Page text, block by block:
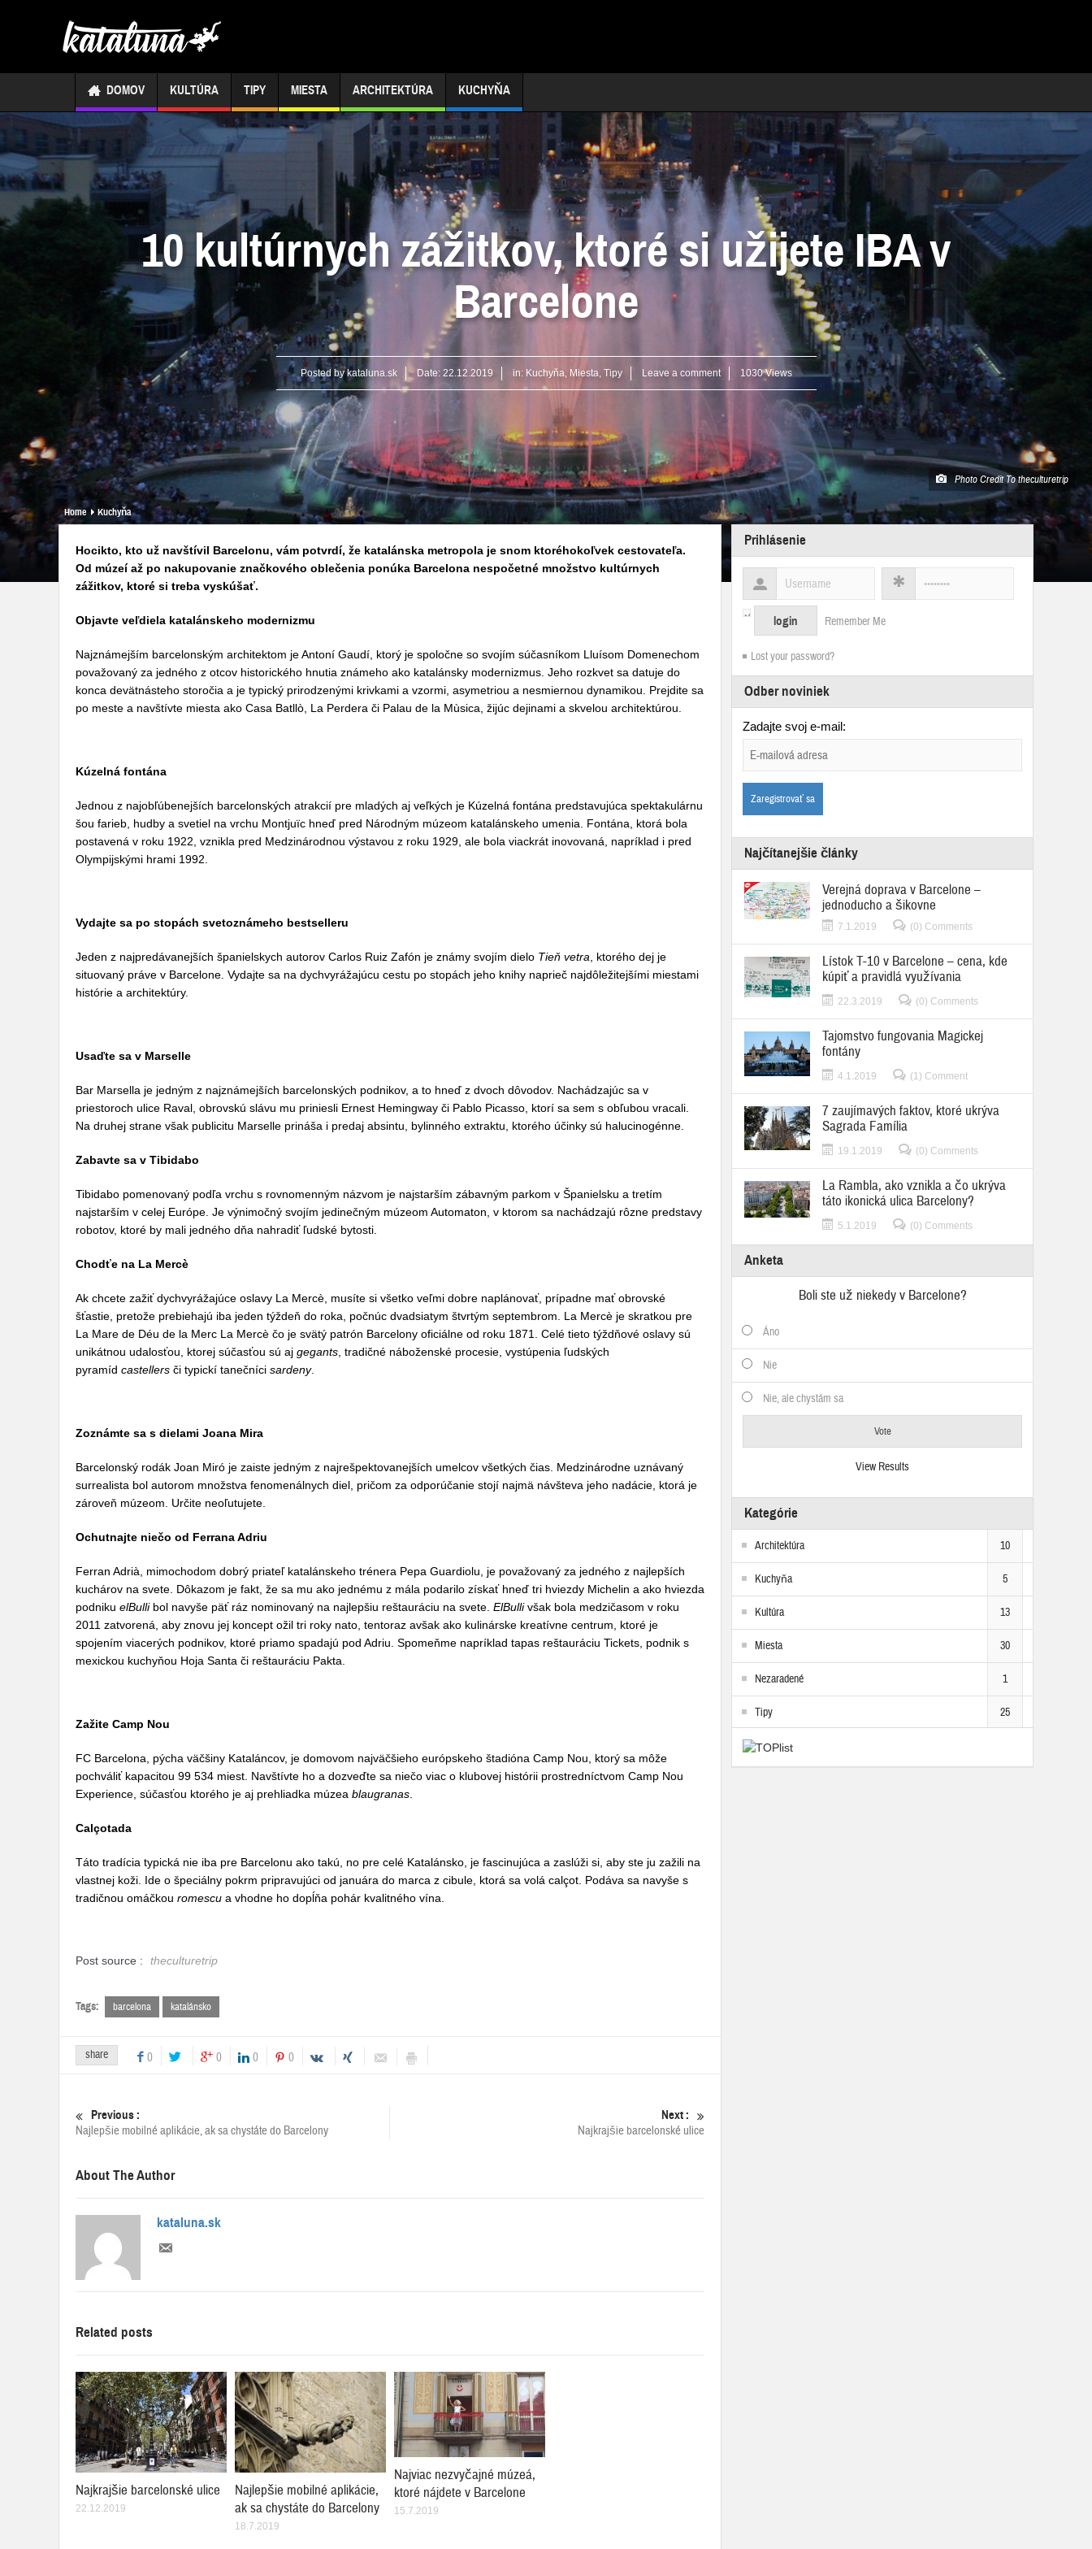
DOMOV KULTÚRA TIPY MIESTA ARCHITEKTÚRA KUCHYŇA
Photo Credit To theculturetrip
10 kultúrnych zážitkov, ktoré si užijete IBA v
Barcelone
Posted by kataluna.sk Date: 22.12.2019 in: Kuchyňa, Miesta, Tipy Leave a comment 1030 Views
Home Kuchyňa
Hocikto, kto už navštívil Barcelonu, vám potvrdí, že katalánska metropola je snom ktoréhokoľvek cestovateľa.
Od múzeí až po nakupovanie značkového oblečenia ponúka Barcelona nespočetné množstvo kultúrnych
zážitkov, ktoré si treba vyskúšať.
Objavte veľdiela katalánskeho modernizmu
Najznámejším barcelonským architektom je Antoní Gaudí, ktorý je spoločne so svojím súčasníkom Lluísom Domenechom
považovaný za jedného z otcov historického hnutia známeho ako katalánsky modernizmus. Jeho rozkvet sa datuje do
konca devätnásteho storočia a je typický prirodzenými krivkami a vzormi, asymetriou a nesmiernou dynamikou. Prejdite sa
po meste a navštívte miesta ako Casa Batllò, La Perdera či Palau de la Mùsica, žijúc dejinami a skvelou architektúrou.
Kúzelná fontána
Jednou z najobľúbenejších barcelonských atrakcií pre mladých aj veľkých je Kúzelná fontána predstavujúca spektakulárnu
šou farieb, hudby a svetiel na vrchu Montjuïc hneď pred Národným múzeom katalánskeho umenia. Fontána, ktorá bola
postavená v roku 1922, vznikla pred Medzinárodnou výstavou z roku 1929, ale bola viackrát inovovaná, napríklad i pred
Olympijskými hrami 1992.
Vydajte sa po stopách svetoznámeho bestselleru
Jeden z najpredávanejších španielskych autorov Carlos Ruiz Zafón je známy svojím dielo Tieň vetra , ktorého dej je
situovaný práve v Barcelone. Vydajte sa na dychvyrážajúcu cestu po stopách jeho knihy naprieč najdôležitejšími miestami
histórie a architektúry.
Usaďte sa v Marselle
Bar Marsella je jedným z najznámejších barcelonských podnikov, a to hneď z dvoch dôvodov. Nachádzajúc sa v
priestoroch ulice Raval, obrovskú slávu mu priniesli Ernest Hemingway či Pablo Picasso, ktorí sa sem s obľubou vracali.
Na druhej strane však publicitu Marselle prináša i predaj absintu, bylinného extraktu, ktorého účinky sú halucinogénne.
Zabavte sa v Tibidabo
Tibidabo pomenovaný podľa vrchu s rovnomenným názvom je najstarším zábavným parkom v Španielsku a tretím
najstarším v celej Európe. Je výnimočný svojím jedinečným múzeom Automaton, v ktorom sa nachádzajú rôzne predstavy
robotov, ktoré by mali jedného dňa nahradiť ľudské bytosti.
Chodťe na La Mercè
Ak chcete zažiť dychvyrážajúce oslavy La Mercè, musíte si všetko veľmi dobre naplánovať, prípadne mať obrovské
šťastie, pretože prebiehajú iba jeden týždeň do roka, počnúc dvadsiatym štvrtým septembrom. La Mercè je skratkou pre
La Mare de Déu de la Merc La Mercè čo je svätý patrón Barcelony oficiálne od roku 1871. Celé tieto týždňové oslavy sú
unikátnou udalosťou, ktorej súčasťou sú aj gegants , tradičné náboženské procesie, vystúpenia ľudských
pyramíd castellers či typickí tanečníci sardeny.
Zoznámte sa s dielami Joana Mira
Barcelonský rodák Joan Miró je zaiste jedným z najrešpektovanejších umelcov všetkých čias. Medzinárodne uznávaný
surrealista bol autorom množstva fenomenálnych diel, pričom za odporúčanie stojí najmä návšteva jeho nadácie, ktorá je
zároveň múzeom. Určite neoľutujete.
Ochutnajte niečo od Ferrana Adriu
Ferran Adrià, mimochodom dobrý priateľ katalánskeho trénera Pepa Guardiolu, je považovaný za jedného z najlepších
kuchárov na svete. Dôkazom je fakt, že sa mu ako jednému z mála podarilo získať hneď tri hviezdy Michelin a ako hviezda
podniku elBulli bol navyše päť ráz nominovaný na najlepšiu reštauráciu na svete. ElBullivšak bola medzičasom v roku
2011 zatvorená, aby znovu jej koncept ožil tri roky nato, tentoraz avšak ako kulinárske kreatívne centrum, ktoré je
spojením viacerých podnikov, ktoré priamo spadajú pod Adriu. Spomeňme napríklad tapas reštauráciu Tickets, podnik s
mexickou kuchyňou Hoja Santa či reštauráciu Pakta.
Zažite Camp Nou
FC Barcelona, pýcha väčšiny Kataláncov, je domovom najväčšieho európskeho štadióna Camp Nou, ktorý sa môže
pochváliť kapacitou 99 534 miest. Navštívte ho a dozveďte sa niečo viac o klubovej histórii prostredníctvom Camp Nou
Experience, súčasťou ktorého je aj prehliadka múzea blaugranas
Calçotada
Táto tradícia typická nie iba pre Barcelonu ako takú, no pre celé Katalánsko, je fascinujúca a zaslúži si, aby ste ju zažili na
vlastnej koži. Ide o špeciálny pokrm pripravujúci od januára do marca z cibule, ktorá sa volá calçot. Podáva sa navyše s
tradičnou omáčkou romescu a vhodne ho dopĺňa pohár kvalitného vína.
Post source : theculturetrip
Tags: barcelona katalánsko
share 0 0 0 0
Previous :
Najlepšie mobilné aplikácie, ak sa chystáte do Barcelony
Next :
Najkrajšie barcelonské ulice
About The Author
kataluna.sk
Related posts
Najkrajšie barcelonské ulice
22.12.2019
Najlepšie mobilné aplikácie,
ak sa chystáte do Barcelony
18.7.2019
Najviac nezvyčajné múzeá,
ktoré nájdete v Barcelone
15.7.2019
Prihlásenie
Remember Me
Lost your password?
Odber noviniek
Zadajte svoj e-mail:
Najčítanejšie články
Verejná doprava v Barcelone –
jednoducho a šikovne
7.1.2019 (0) Comments
Lístok T-10 v Barcelone – cena, kde
kúpiť a pravidlá využívania
22.3.2019 (0) Comments
Tajomstvo fungovania Magickej
fontány
4.1.2019 (1) Comment
7 zaujímavých faktov, ktoré ukrýva
Sagrada Família
19.1.2019 (0) Comments
La Rambla, ako vznikla a čo ukrýva
táto ikonická ulica Barcelony?
5.1.2019 (0) Comments
Anketa
Boli ste už niekedy v Barcelone?
Áno
Nie
Nie, ale chystám sa
View Results
Kategórie
Architektúra 10
Kuchyňa 5
Kultúra 13
Miesta 30
Nezaradené 1
Tipy 25